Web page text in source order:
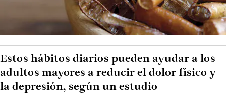
Estos hábitos diarios pueden ayudar a los
adultos mayores a reducir el dolor físico y
la depresión, según un estudio